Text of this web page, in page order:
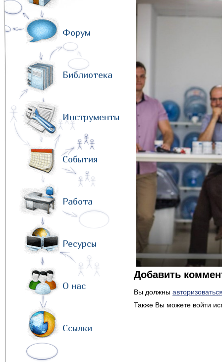
Форум
Библиотека
Инструменты
События
Работа
Ресурсы
О нас
Ссылки
Добавить
Вы должны
Также Вы можете войти